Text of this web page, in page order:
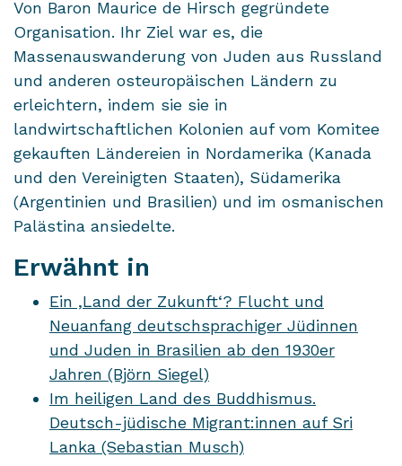
Von Baron Maurice de Hirsch gegründete
Organisation. Ihr Ziel war es, die
Massenauswanderung von Juden aus Russland
und anderen osteuropäischen Ländern zu
erleichtern, indem sie sie in
landwirtschaftlichen Kolonien auf vom Komitee
gekauften Ländereien in Nordamerika (Kanada
und den Vereinigten Staaten), Südamerika
(Argentinien und Brasilien) und im osmanischen
Palästina ansiedelte.
Erwähnt in
Ein ‚Land der Zukunft‘? Flucht und
Neuanfang deutschsprachiger Jüdinnen
und Juden in Brasilien ab den 1930er
Jahren (Björn Siegel)
Im heiligen Land des Buddhismus.
Deutsch-jüdische Migrant:innen auf Sri
Lanka (Sebastian Musch)